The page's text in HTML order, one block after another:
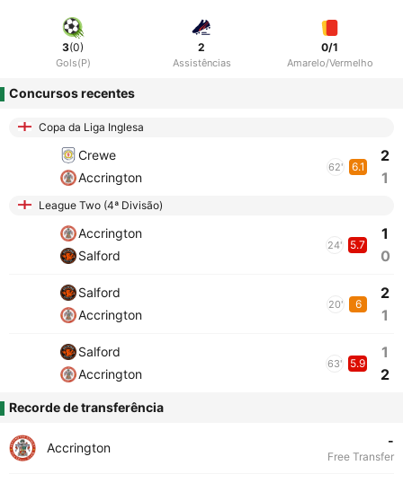
3(0)
Gols(P)
2
Assistências
0/1
Amarelo/Vermelho
Concursos recentes
Copa da Liga Inglesa
Crewe
Accrington
62' 6.1
2
1
League Two (4ª Divisão)
Accrington
Salford
24' 5.7
1
0
Salford
Accrington
20' 6
2
1
Salford
Accrington
63' 5.9
1
2
Recorde de transferência
Accrington -
Free Transfer